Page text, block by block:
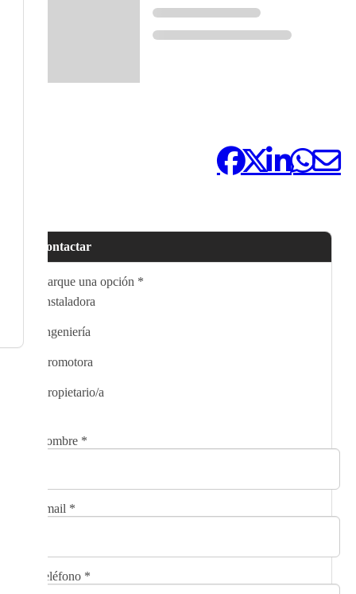
Contactar
Marque una opción *
Instaladora
Ingeniería
Promotora
Propietario/a
Nombre *
Email *
Teléfono *